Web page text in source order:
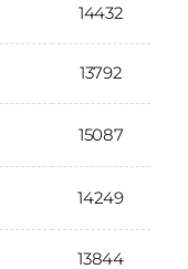
14432
13792
15087
14249
13844